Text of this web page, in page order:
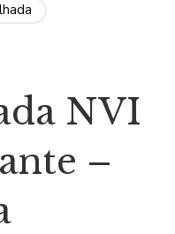
NVI
–